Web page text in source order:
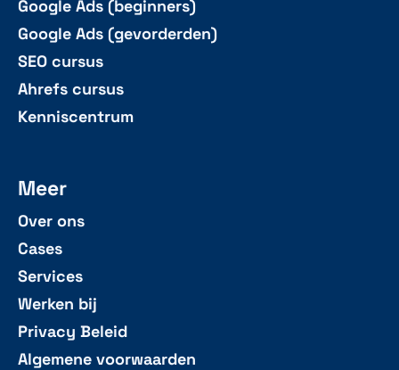
Google Ads (beginners)
Google Ads (gevorderden)
SEO cursus
Ahrefs cursus
Kenniscentrum
Meer
Over ons
Cases
Services
Werken bij
Privacy Beleid
Algemene voorwaarden